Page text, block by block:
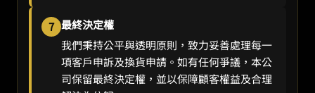
7 最終決定權
我們秉持公平與透明原則，致力妥善處理每一
項客戶申訴及換貨申請。如有任何爭議，本公
司保留最終決定權，並以保障顧客權益及合理